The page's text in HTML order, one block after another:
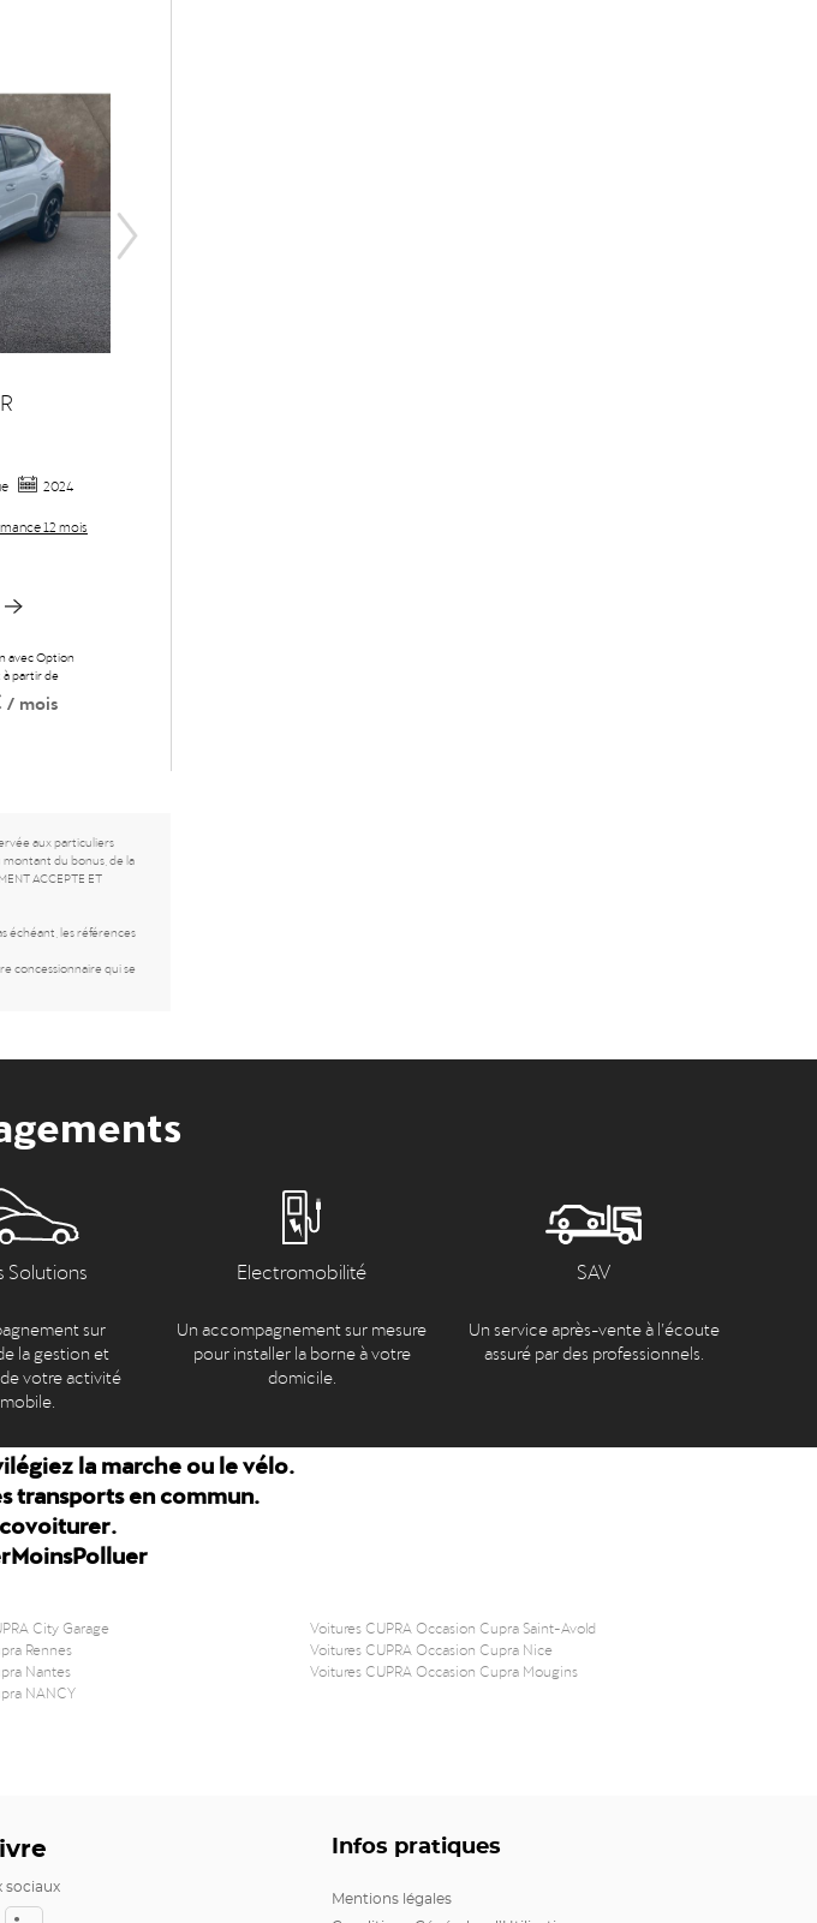
2024
12 mois
avec Option
à partir de
/ mois
aux particuliers
montant du bonus, de la
ACCEPTE ET
échéant, les références
concessionnaire qui se
Solutions
sur
la gestion et
votre activité
Electromobilité
Un accompagnement sur mesure
pour installer la borne à votre
domicile.
SAV
Un service après-vente à l’écoute
assuré par des professionnels.
la marche ou le vélo.
transports en commun.
City Garage
Rennes
Nantes
NANCY
Voitures CUPRA Occasion Cupra Saint-Avold
Voitures CUPRA Occasion Cupra Nice
Voitures CUPRA Occasion Cupra Mougins
sociaux
Infos pratiques
Mentions légales